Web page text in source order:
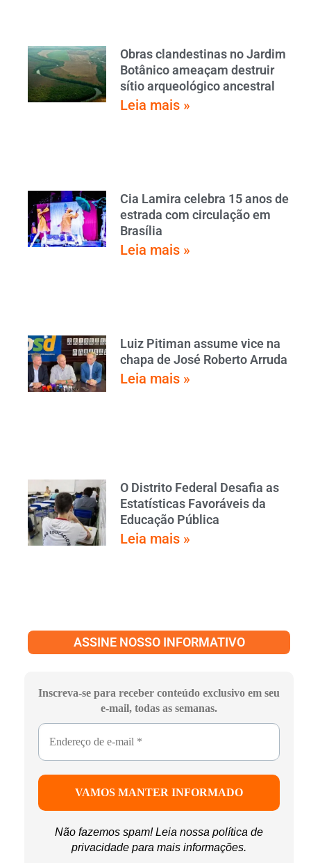
Obras clandestinas no Jardim
Botânico ameaçam destruir
sítio arqueológico ancestral
Leia mais »
Cia Lamira celebra 15 anos de
estrada com circulação em
Brasília
Leia mais »
Luiz Pitiman assume vice na
chapa de José Roberto Arruda
Leia mais »
O Distrito Federal Desafia as
Estatísticas Favoráveis da
Educação Pública
Leia mais »
ASSINE NOSSO INFORMATIVO
Inscreva-se para receber conteúdo exclusivo em seu
e-mail, todas as semanas.
Não fazemos spam! Leia nossa política de
privacidade para mais informações.